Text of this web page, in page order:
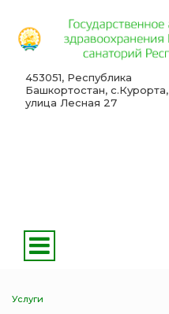
453051, Республика
Башкортостан, с.Курорта,
улица Лесная 27
Услуги